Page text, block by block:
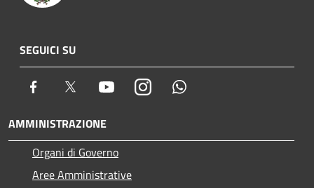
SEGUICI SU
Facebook Twitter YoutubeInstagram
AMMINISTRAZIONE
Organi di Governo
Aree Amministrative